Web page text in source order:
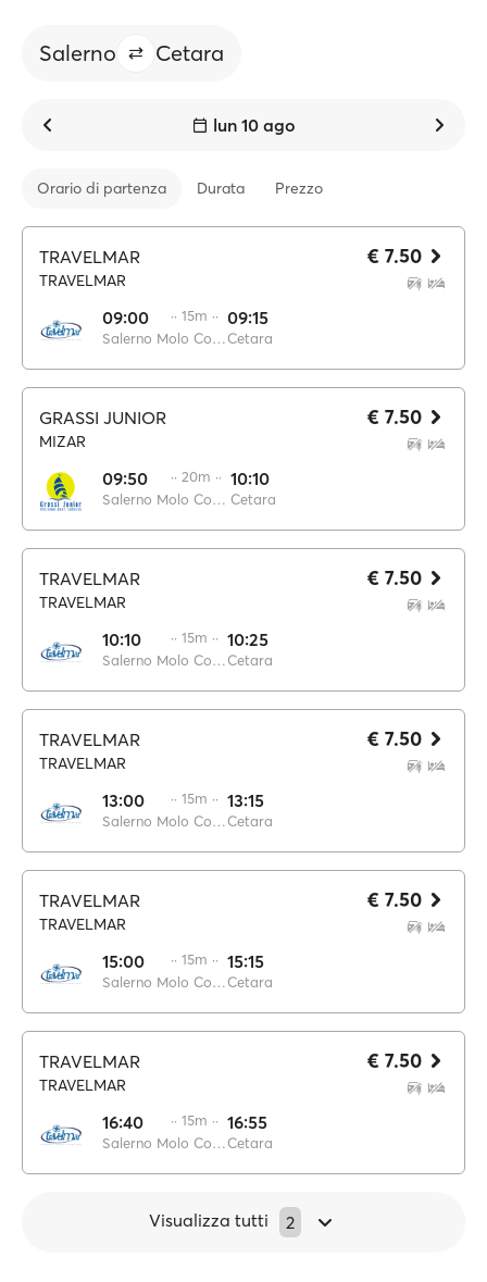
Salerno Cetara
lun 10 ago
Orario di partenza Durata Prezzo
TRAVELMAR
TRAVELMAR
09:00
Salerno Molo Concordia
·· 15m ·· 09:15
Cetara
€ 7.50
GRASSI JUNIOR
MIZAR
09:50
Salerno Molo Concordia
·· 20m ·· 10:10
Cetara
€ 7.50
TRAVELMAR
TRAVELMAR
10:10
Salerno Molo Concordia
·· 15m ·· 10:25
Cetara
€ 7.50
TRAVELMAR
TRAVELMAR
13:00
Salerno Molo Concordia
·· 15m ·· 13:15
Cetara
€ 7.50
TRAVELMAR
TRAVELMAR
15:00
Salerno Molo Concordia
·· 15m ·· 15:15
Cetara
€ 7.50
TRAVELMAR
TRAVELMAR
16:40
Salerno Molo Concordia
·· 15m ·· 16:55
Cetara
€ 7.50
Visualizza tutti 2